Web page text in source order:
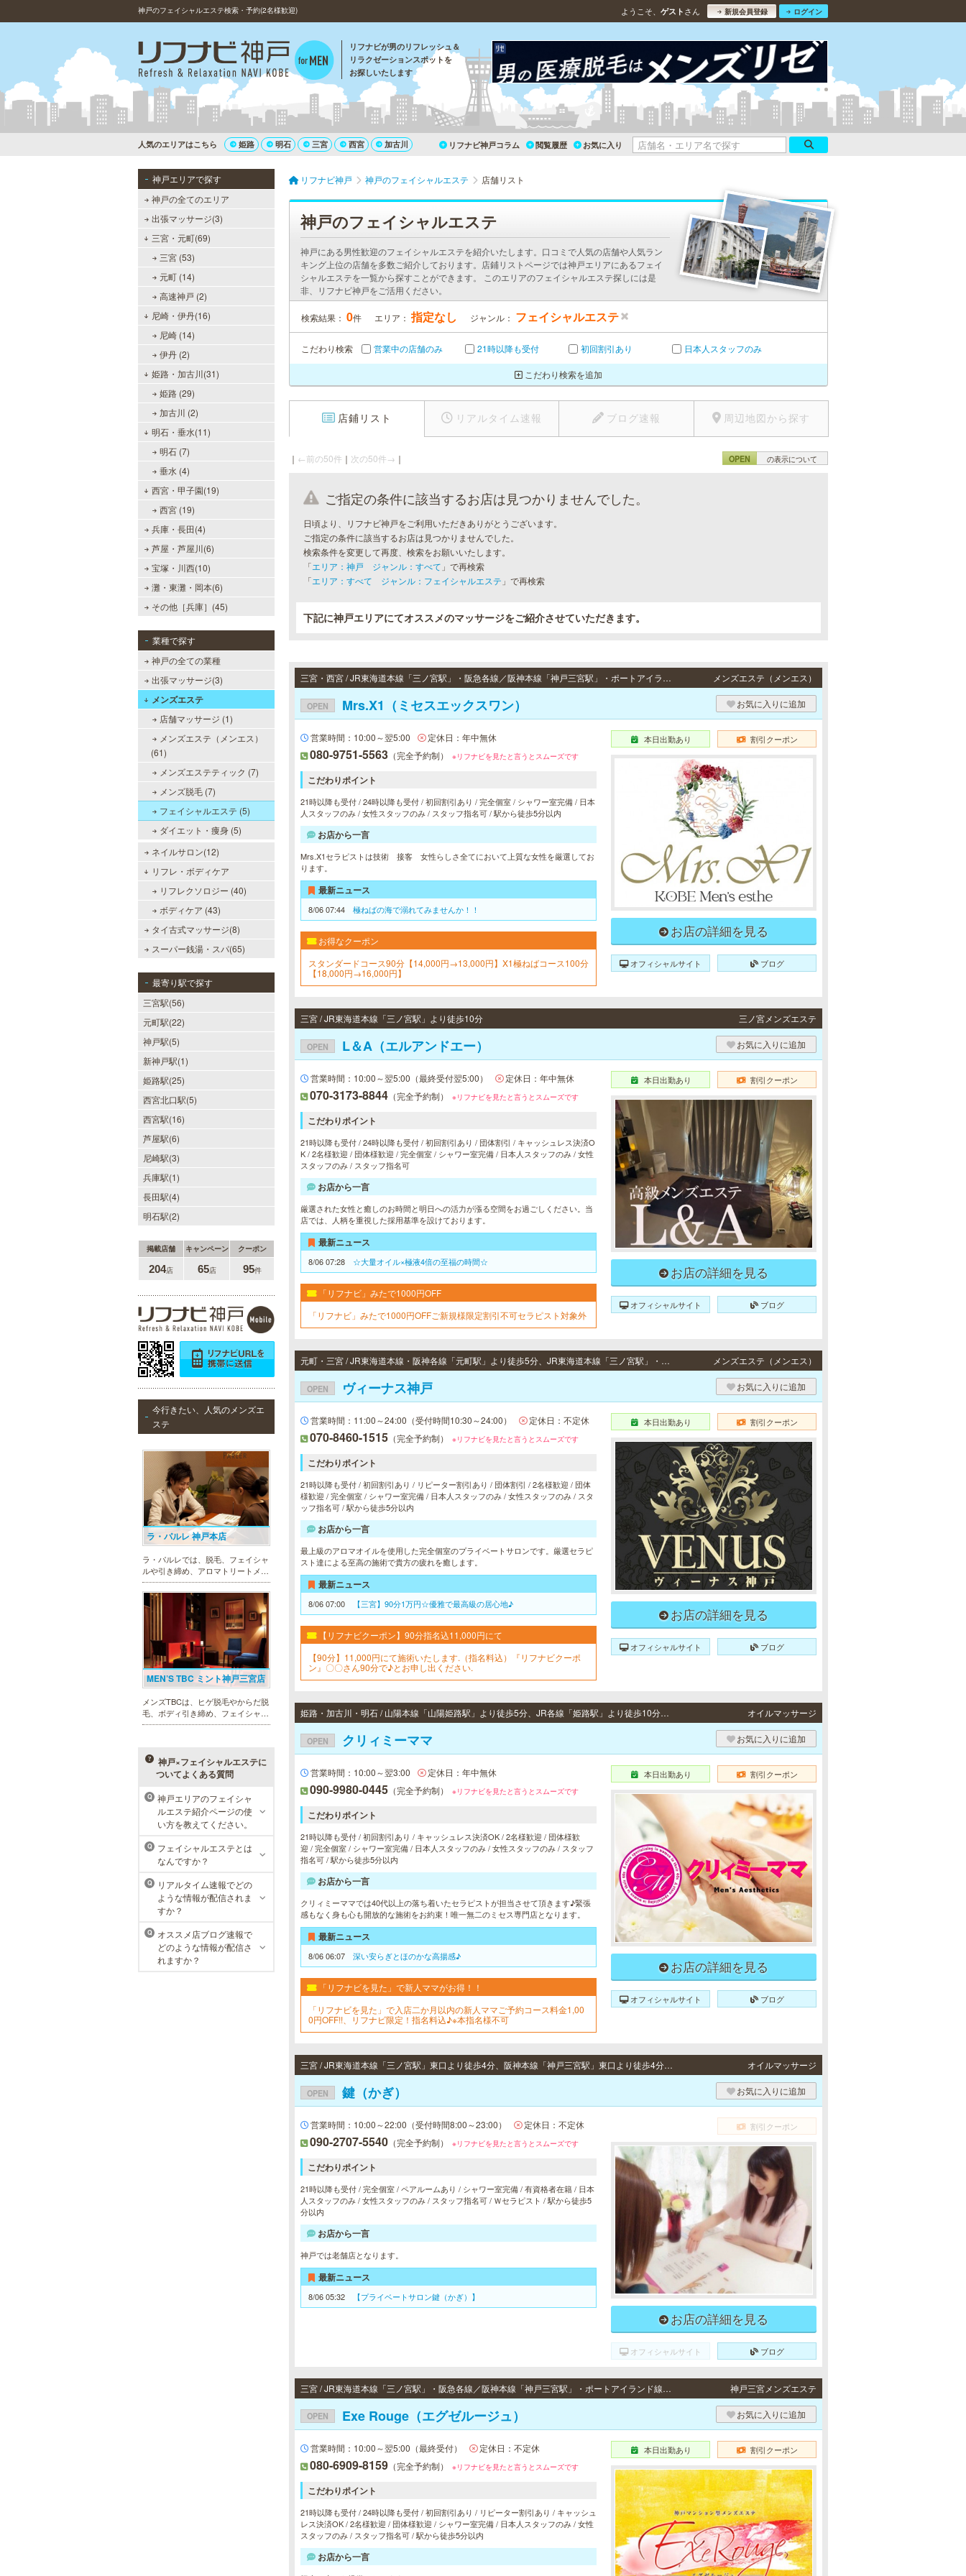
神戸のフェイシャルエステ検索・予約(2名様歓迎) ようこそ、 ゲスト さん 新規会員登録 ログイン
リフナビが男のリフレッシュ＆
リラクゼーションスポットを
お探しいたします
人気のエリアはこちら 姫路 明石 三宮 西宮 加古川 リフナビ神戸コラム 閲覧履歴 お気に入り
神戸エリアで探す
神戸の全てのエリア
出張マッサージ(3)
三宮・元町(69)
三宮 (53)
元町 (14)
高速神戸 (2)
尼崎・伊丹(16)
尼崎 (14)
伊丹 (2)
姫路・加古川(31)
姫路 (29)
加古川 (2)
明石・垂水(11)
明石 (7)
垂水 (4)
西宮・甲子園(19)
西宮 (19)
兵庫・長田(4)
芦屋・芦屋川(6)
宝塚・川西(10)
灘・東灘・岡本(6)
その他［兵庫］(45)
業種で探す
神戸の全ての業種
出張マッサージ(3)
メンズエステ
店舗マッサージ (1)
メンズエステ（メンエス）
(61)
メンズエステティック (7)
メンズ脱毛 (7)
フェイシャルエステ (5)
ダイエット・痩身 (5)
ネイルサロン(12)
リフレ・ボディケア
リフレクソロジー (40)
ボディケア (43)
タイ古式マッサージ(8)
スーパー銭湯・スパ(65)
最寄り駅で探す
三宮駅(56)
元町駅(22)
神戸駅(5)
新神戸駅(1)
姫路駅(25)
西宮北口駅(5)
西宮駅(16)
芦屋駅(6)
尼崎駅(3)
兵庫駅(1)
長田駅(4)
明石駅(2)
掲載店舗 キャンペーン クーポン
204店 65店 95件
今行きたい、人気のメンズエ
ステ
ラ・パルレ 神戸本店
ラ・パルレでは、脱毛、フェイシャ
ルや引き締め、アロマトリートメン
ト、本格的なダイエットコース等、
幅広いメニューでお客様の美を応
援。初めてで不安という方には、初
回限定体験コースも多数取り揃えて
MEN’S TBC ミント神戸三宮店
メンズTBCは、ヒゲ脱毛やからだ脱
毛、ボディ引き締め、フェイシャル
等、清潔感を保ちたい方や、お手入
用意し、お待ちしております。
メンズリゼクリニック 神戸三
宮院
メンズリゼクリニックの永久脱毛が
全国で受けられます。多くの男性患
者様にご支持頂き、新宿1院から始
まったメンズリゼクリニックが、現
在では提携院含め全国10院を展開す
るクリニックになりました。
神戸×フェイシャルエステに
ついてよくある質問
Q
神戸エリアのフェイシャ
ルエステ紹介ページの使
い方を教えてください。
Q
フェイシャルエステとは
なんですか？
Q
リアルタイム速報でどの
ような情報が配信されま
すか？
Q
オススメ店ブログ速報で
どのような情報が配信さ
れますか？
リフナビ神戸 神戸のフェイシャルエステ 店舗リスト
神戸のフェイシャルエステ
神戸にある男性歓迎のフェイシャルエステを紹介いたします。口コミで人気の店舗や人気ラン
キング上位の店舗を多数ご紹介しております。店鋪リストページでは神戸エリアにあるフェイ
シャルエステを一覧から探すことができます。 このエリアのフェイシャルエステ探しには是
非、リフナビ神戸をご活用ください。
検索結果： 0件 エリア： 指定なし ジャンル： フェイシャルエステ
こだわり検索 営業中の店舗のみ 21時以降も受付 初回割引あり 日本人スタッフのみ
こだわり検索を追加
店鋪リスト リアルタイム速報 ブログ速報 周辺地図から探す
｜ ←前の50件 ｜ 次の50件→ ｜ OPEN の表示について
ご指定の条件に該当するお店は見つかりませんでした。
日頃より、リフナビ神戸をご利用いただきありがとうございます。
ご指定の条件に該当するお店は見つかりませんでした。
検索条件を変更して再度、検索をお願いいたします。
「エリア：神戸 ジャンル：すべて 」で再検索
「エリア：すべて ジャンル：フェイシャルエステ 」で再検索
下記に神戸エリアにてオススメのマッサージをご紹介させていただきます。
三宮・西宮 / JR東海道本線「三ノ宮駅」・阪急各線／阪神本線「神戸三宮駅」・ポートアイランド線「三宮駅」・地下鉄各線「三宮駅」より徒歩5分・阪神本線「西宮駅」より徒歩5分 メンズエステ（メンエス）
OPEN Mrs.X1（ミセスエックスワン） お気に入りに追加
営業時間：10:00～翌5:00 定休日：年中無休
080-9751-5563 （完全予約制） ※リフナビを見たと言うとスムーズです
こだわりポイント
21時以降も受付 / 24時以降も受付 / 初回割引あり / 完全個室 / シャワー室完備 / 日本
人スタッフのみ / 女性スタッフのみ / スタッフ指名可 / 駅から徒歩5分以内
お店から一言
Mrs.X1セラピストは技術 接客 女性らしさ全てにおいて上質な女性を厳選してお
ります。
最新ニュース
8/06 07:44 極ねばの海で溺れてみませんか！！
お得なクーポン
スタンダードコース90分【14,000円→13,000円】X1極ねばコース100分
【18,000円→16,000円】
本日出勤あり 割引クーポン
お店の詳細を見る
オフィシャルサイト ブログ
三宮 / JR東海道本線「三ノ宮駅」より徒歩10分 三ノ宮メンズエステ
OPEN L＆A（エルアンドエー） お気に入りに追加
営業時間：10:00～翌5:00（最終受付翌5:00） 定休日：年中無休
070-3173-8844 （完全予約制） ※リフナビを見たと言うとスムーズです
こだわりポイント
21時以降も受付 / 24時以降も受付 / 初回割引あり / 団体割引 / キャッシュレス決済O
K / 2名様歓迎 / 団体様歓迎 / 完全個室 / シャワー室完備 / 日本人スタッフのみ / 女性
スタッフのみ / スタッフ指名可
お店から一言
厳選された女性と癒しのお時間と明日への活力が漲る空間をお過ごしください。当
店では、人柄を重視した採用基準を設けております。
最新ニュース
8/06 07:28 ☆大量オイル×極液4倍の至福の時間☆
「リフナビ」みたで1000円OFF
「リフナビ」みたで1000円OFFご新規様限定割引不可セラピスト対象外
本日出勤あり 割引クーポン
お店の詳細を見る
オフィシャルサイト ブログ
元町・三宮 / JR東海道本線・阪神各線「元町駅」より徒歩5分、JR東海道本線「三ノ宮駅」・阪急各線／阪神本線「神戸三宮駅」・ポートアイランド線「三宮駅」・地下鉄各線「三宮駅」より徒歩10分・JR東海道本線「三ノ宮駅」・阪急各線／阪神本線「神戸三宮駅」・ポートアイランド線「三宮駅」・地下鉄各線「三宮駅」より徒歩10分 メンズエステ（メンエス）
OPEN ヴィーナス神戸 お気に入りに追加
営業時間：11:00～24:00（受付時間10:30～24:00） 定休日：不定休
070-8460-1515 （完全予約制） ※リフナビを見たと言うとスムーズです
こだわりポイント
21時以降も受付 / 初回割引あり / リピーター割引あり / 団体割引 / 2名様歓迎 / 団体
様歓迎 / 完全個室 / シャワー室完備 / 日本人スタッフのみ / 女性スタッフのみ / スタ
ッフ指名可 / 駅から徒歩5分以内
お店から一言
最上級のアロマオイルを使用した完全個室のプライベートサロンです。厳選セラピ
スト達による至高の施術で貴方の疲れを癒します。
最新ニュース
8/06 07:00 【三宮】90分1万円☆優雅で最高級の居心地♪
【リフナビクーポン】90分指名込11,000円にて
【90分】11,000円にて施術いたします.（指名料込）『リフナビクーポ
ン』〇〇さん90分で♪とお申し出ください.
本日出勤あり 割引クーポン
お店の詳細を見る
オフィシャルサイト ブログ
姫路・加古川・明石 / 山陽本線「山陽姫路駅」より徒歩5分、JR各線「姫路駅」より徒歩10分・JR山陽本線「東加古川駅」より徒歩5分・JR山陽本線「明石駅」より徒歩4分 オイルマッサージ
OPEN クリィミーママ お気に入りに追加
営業時間：10:00～翌3:00 定休日：年中無休
090-9980-0445 （完全予約制） ※リフナビを見たと言うとスムーズです
こだわりポイント
21時以降も受付 / 初回割引あり / キャッシュレス決済OK / 2名様歓迎 / 団体様歓
迎 / 完全個室 / シャワー室完備 / 日本人スタッフのみ / 女性スタッフのみ / スタッフ
指名可 / 駅から徒歩5分以内
お店から一言
クリィミーママでは40代以上の落ち着いたセラピストが担当させて頂きます♪緊張
感もなく身も心も開放的な施術をお約束！唯一無二のミセス専門店となります。
最新ニュース
8/06 06:07 深い安らぎとほのかな高揚感♪
「リフナビを見た」で新人ママがお得！！
「リフナビを見た」で入店二か月以内の新人ママご予約コース料金1,00
0円OFF!!、リフナビ限定！指名料込♪※本指名様不可
本日出勤あり 割引クーポン
お店の詳細を見る
オフィシャルサイト ブログ
三宮 / JR東海道本線「三ノ宮駅」東口より徒歩4分、阪神本線「神戸三宮駅」東口より徒歩4分、阪急各線「神戸三宮駅」東口より徒歩6分 オイルマッサージ
OPEN 鍵（かぎ） お気に入りに追加
営業時間：10:00～22:00（受付時間8:00～23:00） 定休日：不定休
090-2707-5540 （完全予約制） ※リフナビを見たと言うとスムーズです
こだわりポイント
21時以降も受付 / 完全個室 / ペアルームあり / シャワー室完備 / 有資格者在籍 / 日本
人スタッフのみ / 女性スタッフのみ / スタッフ指名可 / Ｗセラピスト / 駅から徒歩5
分以内
お店から一言
神戸では老舗店となります。
最新ニュース
8/06 05:32 【プライベートサロン鍵（かぎ）】
割引クーポン
お店の詳細を見る
オフィシャルサイト ブログ
三宮 / JR東海道本線「三ノ宮駅」・阪急各線／阪神本線「神戸三宮駅」・ポートアイランド線「三宮駅」・地下鉄各線「三宮駅」より徒歩5分 神戸三宮メンズエステ
OPEN Exe Rouge（エグゼルージュ） お気に入りに追加
営業時間：10:00～翌5:00（最終受付） 定休日：不定休
080-6909-8159 （完全予約制） ※リフナビを見たと言うとスムーズです
こだわりポイント
21時以降も受付 / 24時以降も受付 / 初回割引あり / リピーター割引あり / キャッシュ
レス決済OK / 2名様歓迎 / 団体様歓迎 / シャワー室完備 / 日本人スタッフのみ / 女性
スタッフのみ / スタッフ指名可 / 駅から徒歩5分以内
お店から一言
本日出勤あり 割引クーポン